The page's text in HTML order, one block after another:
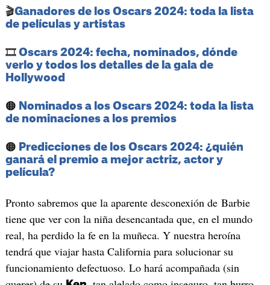
🎬Ganadores de los Oscars 2024: toda la lista
de películas y artistas
🎞️ Oscars 2024: fecha, nominados, dónde
verlo y todos los detalles de la gala de
Hollywood
🟠 Nominados a los Oscars 2024: toda la lista
de nominaciones a los premios
🟠 Predicciones de los Oscars 2024: ¿quién
ganará el premio a mejor actriz, actor y
película?
Pronto sabremos que la aparente desconexión de Barbie
tiene que ver con la niña desencantada que, en el mundo
real, ha perdido la fe en la muñeca. Y nuestra heroína
tendrá que viajar hasta California para solucionar su
funcionamiento defectuoso. Lo hará acompañada (sin